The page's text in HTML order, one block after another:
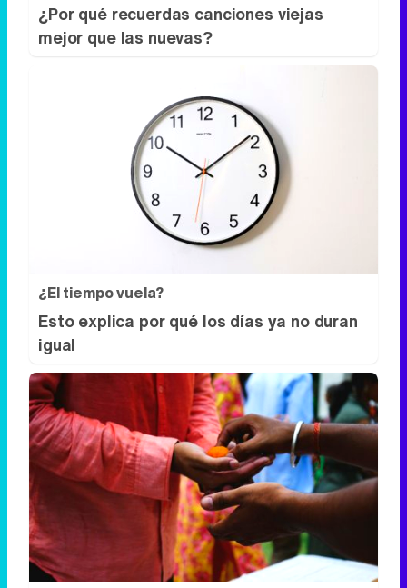
¿Por qué recuerdas canciones viejas
mejor que las nuevas?
¿El tiempo vuela?
Esto explica por qué los días ya no duran
igual